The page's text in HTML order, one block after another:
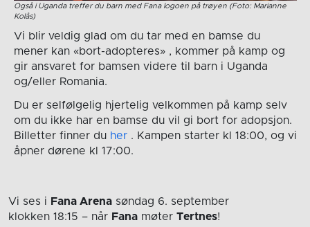
Også i Uganda treffer du barn med Fana logoen på trøyen (Foto: Marianne
Kolås)
Vi blir veldig glad om du tar med en bamse du
mener kan «bort-adopteres» , kommer på kamp og
gir ansvaret for bamsen videre til barn i Uganda
og/eller Romania.
Du er selfølgelig hjertelig velkommen på kamp selv
om du ikke har en bamse du vil gi bort for adopsjon.
Billetter finner du her. Kampen starter kl 18:00, og vi
åpner dørene kl 17:00.
Vi ses i Fana Arena søndag 6. september
klokken 18:15 – når Fana møter Tertnes!